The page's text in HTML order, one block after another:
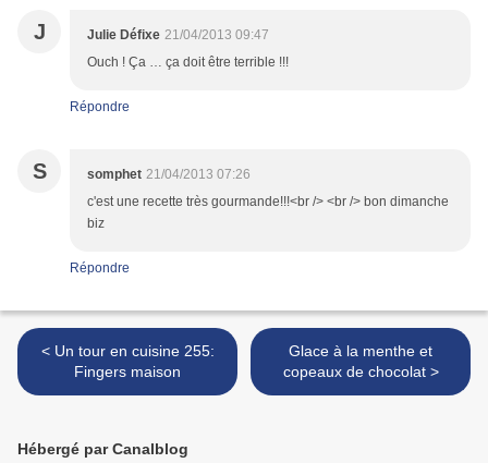
J Julie Défixe 21/04/2013 09:47
Ouch ! Ça … ça doit être terrible !!!
Répondre
S somphet 21/04/2013 07:26
c'est une recette très gourmande!!!<br /> <br /> bon dimanche
biz
Répondre
< Un tour en cuisine 255:
Fingers maison
Glace à la menthe et
copeaux de chocolat >
Hébergé par Canalblog